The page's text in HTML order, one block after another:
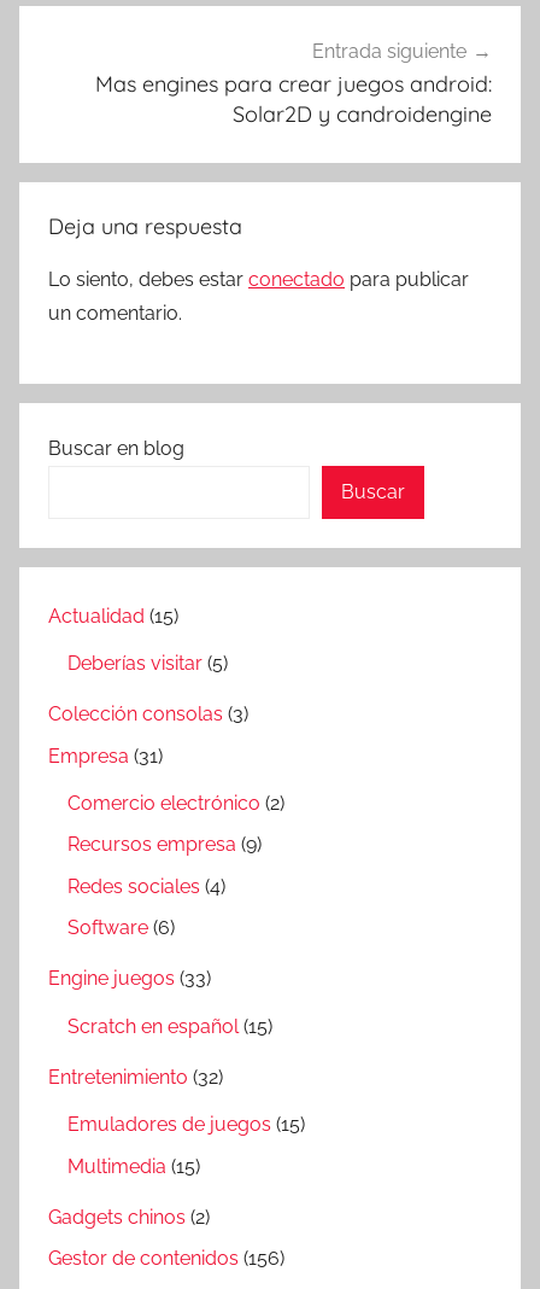
Entrada siguiente
Mas engines para crear juegos android:
Solar2D y candroidengine
Deja una respuesta
Lo siento, debes estar conectado para publicar
un comentario.
Buscar en blog
Buscar
Actualidad (15)
Deberías visitar (5)
Colección consolas (3)
Empresa (31)
Comercio electrónico (2)
Recursos empresa (9)
Redes sociales (4)
Software (6)
Engine juegos (33)
Scratch en español (15)
Entretenimiento (32)
Emuladores de juegos (15)
Multimedia (15)
Gadgets chinos (2)
Gestor de contenidos (156)